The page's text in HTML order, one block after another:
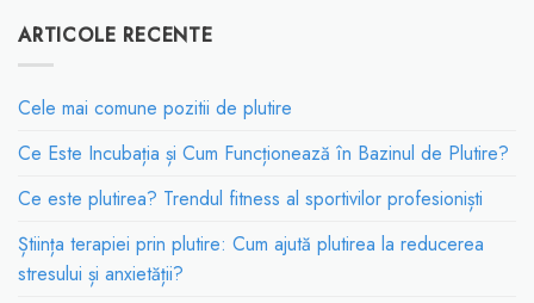
ARTICOLE RECENTE
Cele mai comune pozitii de plutire
Ce Este Incubația și Cum Funcționează în Bazinul de Plutire?
Ce este plutirea? Trendul fitness al sportivilor profesioniști
Știința terapiei prin plutire: Cum ajută plutirea la reducerea
stresului și anxietății?